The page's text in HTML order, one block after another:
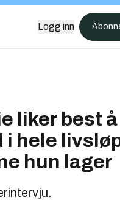
Logg inn
liker best å
hele
hun lager